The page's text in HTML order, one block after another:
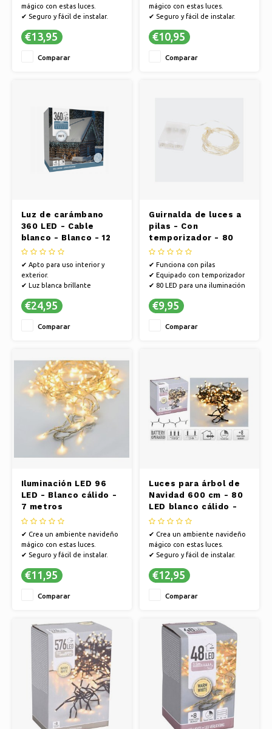
mágico con estas luces.
✔ Seguro y fácil de instalar.
cualquier estancia.
€13,95
Comparar
mágico con estas luces.
✔ Seguro y fácil de instalar.
cualquier estancia.
€10,95
Comparar
Luz de carámbano
360 LED - Cable
blanco - Blanco - 12
metros -
Interior/Exterior
✔ Apto para uso interior y
exterior.
✔ Luz blanca brillante
€24,95
Comparar
Guirnalda de luces a
pilas - Con
temporizador - 80
LED - 80 cm
✔ Funciona con pilas
✔ Equipado con temporizador
✔ 80 LED para una iluminación
€9,95
Comparar
Iluminación LED 96
LED - Blanco cálido -
7 metros
✔ Crea un ambiente navideño
mágico con estas luces.
✔ Seguro y fácil de instalar.
cualquier estancia.
€11,95
Comparar
Luces para árbol de
Navidad 600 cm - 80
LED blanco cálido -
para árboles
artificiales pequeños
y coronas navideñas
✔ Crea un ambiente navideño
mágico con estas luces.
✔ Seguro y fácil de instalar.
cualquier estancia.
€12,95
Comparar